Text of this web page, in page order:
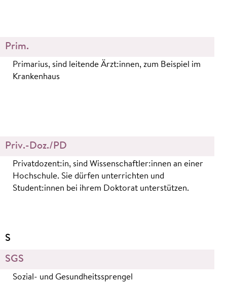
Prim.
Primarius, sind leitende Ärzt:innen, zum Beispiel im
Krankenhaus
Priv.-Doz./PD
Privatdozent:in, sind Wissenschaftler:innen an einer
Hochschule. Sie dürfen unterrichten und
Student:innen bei ihrem Doktorat unterstützen.
S
SGS
Sozial- und Gesundheitssprengel